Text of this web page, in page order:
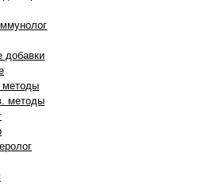
добавки
методы
методы